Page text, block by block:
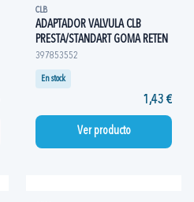
CLB
ADAPTADOR VALVULA CLB
PRESTA/STANDART GOMA RETEN
397853552
En stock
1,43 €
Ver producto